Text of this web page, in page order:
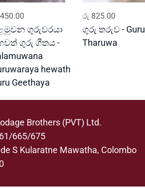
450.00
ගුරුවරයා
ගුරු ගීතය -
hewath
Geethaya
රු 825.00
ගුරු තරුව - Guru
Tharuwa
Brothers (PVT) Ltd.
665/675
S Kularatne Mawatha, Colombo